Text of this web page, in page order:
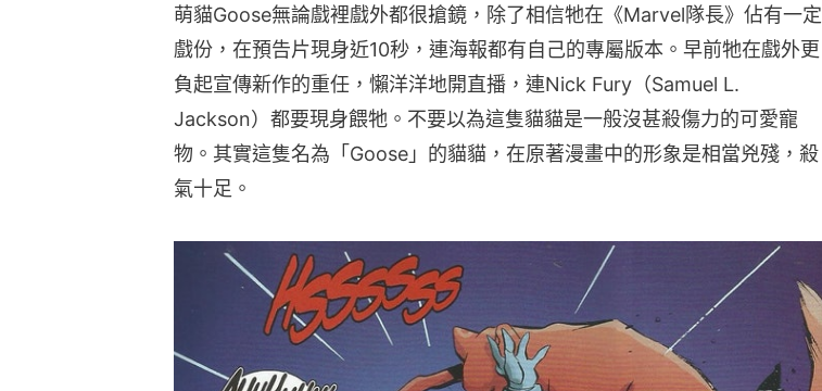
萌貓Goose無論戲裡戲外都很搶鏡，除了相信牠在《Marvel隊長》佔有一定
戲份，在預告片現身近10秒，連海報都有自己的專屬版本。早前牠在戲外更
負起宣傳新作的重任，懶洋洋地開直播，連Nick Fury（Samuel L.
Jackson）都要現身餵牠。不要以為這隻貓貓是一般沒甚殺傷力的可愛寵
物。其實這隻名為「Goose」的貓貓，在原著漫畫中的形象是相當兇殘，殺
氣十足。